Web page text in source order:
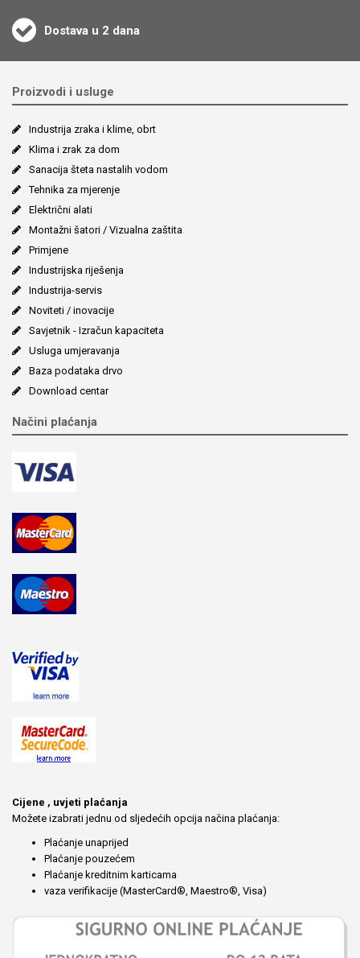
Dostava u 2 dana
Proizvodi i usluge
Industrija zraka i klime, obrt
Klima i zrak za dom
Sanacija šteta nastalih vodom
Tehnika za mjerenje
Električni alati
Montažni šatori / Vizualna zaštita
Primjene
Industrijska riješenja
Industrija-servis
Noviteti / inovacije
Savjetnik - Izračun kapaciteta
Usluga umjeravanja
Baza podataka drvo
Download centar
Načini plaćanja
Cijene , uvjeti plaćanja
Možete izabrati jednu od sljedećih opcija načina plaćanja:
Plaćanje unaprijed
Plaćanje pouzećem
Plaćanje kreditnim karticama
vaza verifikacije (MasterCard®, Maestro®, Visa)